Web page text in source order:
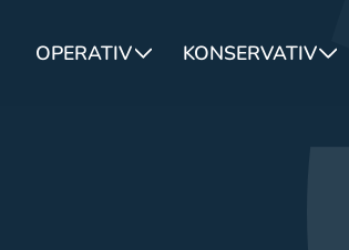
OPERATIV KONSERVATIV